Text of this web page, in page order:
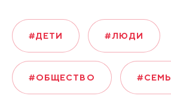
#ДЕТИ #ЛЮДИ
#ОБЩЕСТВО